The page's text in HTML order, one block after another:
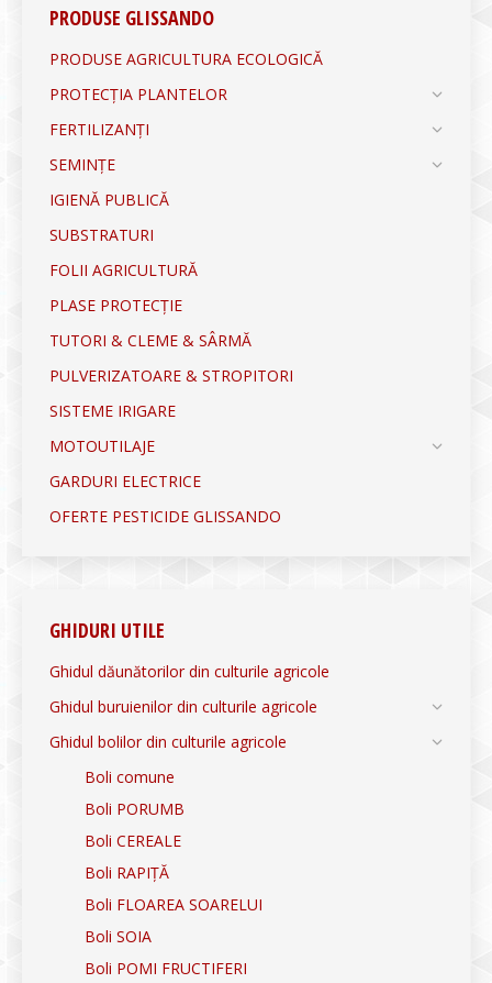
PRODUSE GLISSANDO
PRODUSE AGRICULTURA ECOLOGICĂ
PROTECȚIA PLANTELOR
FERTILIZANȚI
SEMINȚE
IGIENĂ PUBLICĂ
SUBSTRATURI
FOLII AGRICULTURĂ
PLASE PROTECȚIE
TUTORI & CLEME & SÂRMĂ
PULVERIZATOARE & STROPITORI
SISTEME IRIGARE
MOTOUTILAJE
GARDURI ELECTRICE
OFERTE PESTICIDE GLISSANDO
GHIDURI UTILE
Ghidul dăunătorilor din culturile agricole
Ghidul buruienilor din culturile agricole
Ghidul bolilor din culturile agricole
Boli comune
Boli PORUMB
Boli CEREALE
Boli RAPIȚĂ
Boli FLOAREA SOARELUI
Boli SOIA
Boli POMI FRUCTIFERI